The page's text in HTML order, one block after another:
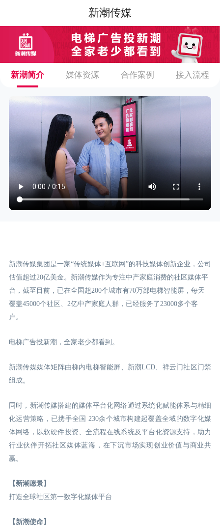
新潮传媒
新潮简介 媒体资源 合作案例 接入流程
新潮传媒集团是一家“传统媒体+互联网”的科技媒体创新企业，公司
估值超过20亿美金。新潮传媒作为专注中产家庭消费的社区媒体平
台，截至目前，已在全国超200个城市有70万部电梯智能屏，每天
覆盖45000个社区、2亿中产家庭人群，已经服务了23000多个客
户。
电梯广告投新潮，全家老少都看到。
新潮传媒媒体矩阵由梯内电梯智能屏、新潮LCD、祥云门社区门禁
组成。
同时，新潮传媒搭建的媒体平台化网络通过系统化赋能体系与精细
化运营策略，已携手全国 230余个城市构建起覆盖全域的数字化媒
体网络，以软硬件投资、全流程在线系统及平台化资源支持，助力
行业伙伴开拓社区媒体蓝海，在下沉市场实现创业价值与商业共
赢。
【新潮愿景】
打造全球社区第一数字化媒体平台
【新潮使命】